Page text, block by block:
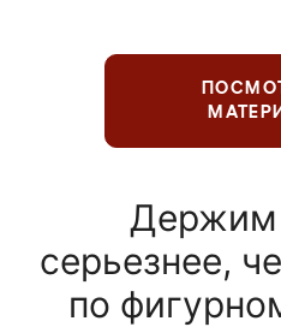
Держим
серьезнее,
по